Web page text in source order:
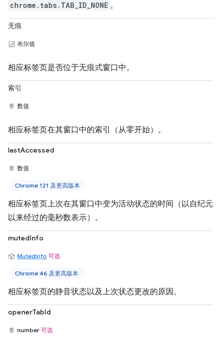
chrome.tabs.TAB_ID_NONE 。
无痕
布尔值
相应标签页是否位于无痕式窗口中。
索引
数值
相应标签页在其窗口中的索引（从零开始）。
lastAccessed
数值
Chrome 121 及更高版本
相应标签页上次在其窗口中变为活动状态的时间（以自纪元
以来经过的毫秒数表示）。
mutedInfo
MutedInfo 可选
Chrome 46 及更高版本
相应标签页的静音状态以及上次状态更改的原因。
openerTabId
number 可选